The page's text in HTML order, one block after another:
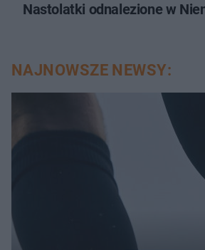
Nastolatki odnalezione w
NAJNOWSZE NEWSY: